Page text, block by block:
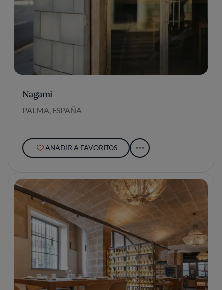
Nagami
PALMA, ESPAÑA
AÑADIR A FAVORITOS